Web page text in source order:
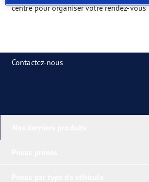
centre pour organiser votre rendez-vous
Contactez-nous